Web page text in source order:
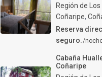
Región de Los
Coñaripe,
Reserva
seguro./
Cabaña
Coñaripe